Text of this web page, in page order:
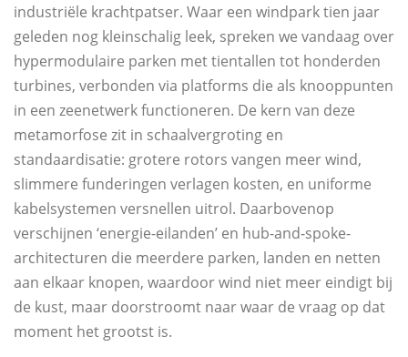
industriële krachtpatser. Waar een windpark tien jaar
geleden nog kleinschalig leek, spreken we vandaag over
hypermodulaire parken met tientallen tot honderden
turbines, verbonden via platforms die als knooppunten
in een zeenetwerk functioneren. De kern van deze
metamorfose zit in schaalvergroting en
standaardisatie: grotere rotors vangen meer wind,
slimmere funderingen verlagen kosten, en uniforme
kabelsystemen versnellen uitrol. Daarbovenop
verschijnen ‘energie-eilanden’ en hub-and-spoke-
architecturen die meerdere parken, landen en netten
aan elkaar knopen, waardoor wind niet meer eindigt bij
de kust, maar doorstroomt naar waar de vraag op dat
moment het grootst is.